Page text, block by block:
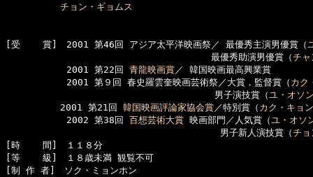
チョン・ギョムス
[受    賞]　2001 第46回 アジア太平洋映画祭／ 最優秀主演男優賞（
最優秀助演男優賞（チャ
2001 第22回 青龍映画賞／ 韓国映画最高興業賞
2001 第９回 春史羅雲奎映画芸術祭／大賞，監督賞（ カク
男子演技賞（ユ・オソ
2001 第21回 韓国映画評論家協会賞／特別賞（ カク・キョ
2002 第38回 百想芸術大賞 映画部門／人気賞（ユ・オソ
男子新人演技賞（チョ
[時    間]　１１８分
[等    級]　１８歳未満 観覧不可
[制 作 者]　ソク・ミョンホン